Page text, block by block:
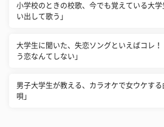
小学校のときの校歌、今でも覚えている大
い出して歌う」
大学生に聞いた、失恋ソングといえばコレ
う恋なんてしない」
男子大学生が教える、カラオケで女ウケす
唄」